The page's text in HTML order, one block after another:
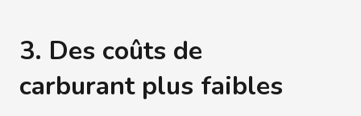
3. Des coûts de
carburant plus faibles